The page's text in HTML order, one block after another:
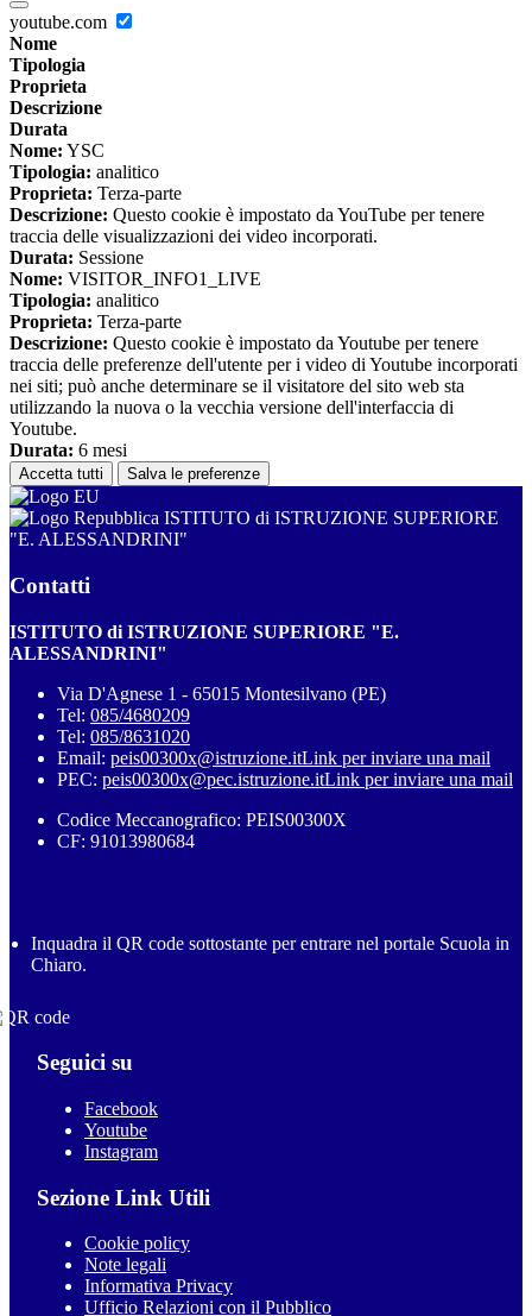
youtube.com
Nome
Tipologia
Proprieta
Descrizione
Durata
Nome: YSC
Tipologia: analitico
Proprieta: Terza-parte
Descrizione: Questo cookie è impostato da YouTube per tenere
traccia delle visualizzazioni dei video incorporati.
Durata: Sessione
Nome: VISITOR_INFO1_LIVE
Tipologia: analitico
Proprieta: Terza-parte
Descrizione: Questo cookie è impostato da Youtube per tenere
traccia delle preferenze dell'utente per i video di Youtube incorporati
nei siti; può anche determinare se il visitatore del sito web sta
utilizzando la nuova o la vecchia versione dell'interfaccia di
Youtube.
Durata: 6 mesi
Accetta tutti Salva le preferenze
ISTITUTO di ISTRUZIONE SUPERIORE
"E. ALESSANDRINI"
Contatti
ISTITUTO di ISTRUZIONE SUPERIORE "E.
ALESSANDRINI"
Via D'Agnese 1 - 65015 Montesilvano (PE)
Tel: 085/4680209
Tel: 085/8631020
Email: peis00300x@istruzione.itLink per inviare una mail
PEC: peis00300x@pec.istruzione.itLink per inviare una mail
Codice Meccanografico: PEIS00300X
CF: 91013980684
Inquadra il QR code sottostante per entrare nel portale Scuola in
Chiaro.
Seguici su
Facebook
Youtube
Instagram
Sezione Link Utili
Cookie policy
Note legali
Informativa Privacy
Ufficio Relazioni con il Pubblico